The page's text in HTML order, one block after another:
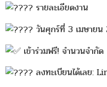
รายละเอียดงาน
วันศุกร์ที่ 3 เมษายน
เข้าร่วมฟรี! จำนวนจำกัด
ลงทะเบียนได้เลย: